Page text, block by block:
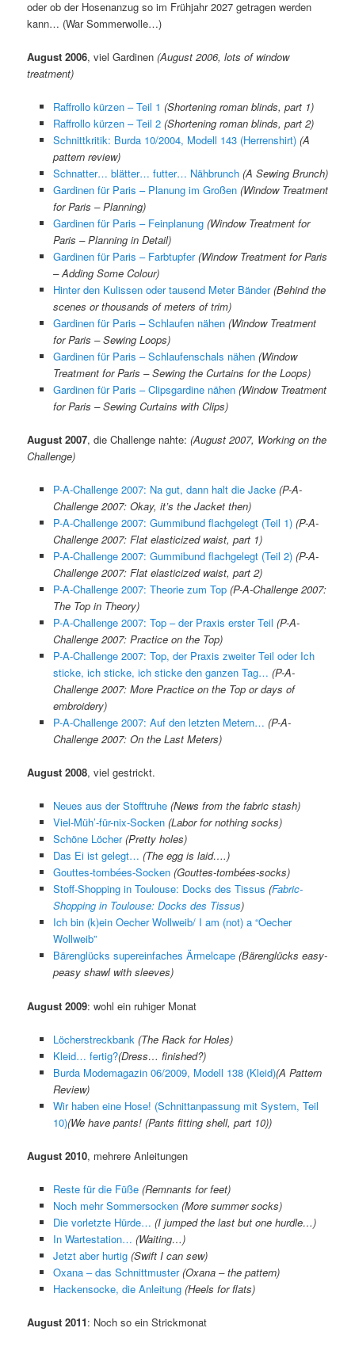
oder ob der Hosenanzug so im Frühjahr 2027 getragen werden
kann… (War Sommerwolle…)
August 2006, viel Gardinen(August 2006, lots of window
treatment)
Raffrollo kürzen – Teil 1 (Shortening roman blinds, part 1)
Raffrollo kürzen – Teil 2 (Shortening roman blinds, part 2)
Schnittkritik: Burda 10/2004, Modell 143 (Herrenshirt) (A
pattern review)
Schnatter… blätter… futter… Nähbrunch (A Sewing Brunch)
Gardinen für Paris – Planung im Großen (Window Treatment
for Paris – Planning)
Gardinen für Paris – Feinplanung (Window Treatment for
Paris – Planning in Detail)
Gardinen für Paris – Farbtupfer (Window Treatment for Paris
– Adding Some Colour)
Hinter den Kulissen oder tausend Meter Bänder (Behind the
scenes or thousands of meters of trim)
Gardinen für Paris – Schlaufen nähen (Window Treatment
for Paris – Sewing Loops)
Gardinen für Paris – Schlaufenschals nähen (Window
Treatment for Paris – Sewing the Curtains for the Loops)
Gardinen für Paris – Clipsgardine nähen (Window Treatment
for Paris – Sewing Curtains with Clips)
August 2007, die Challenge nahte:(August 2007, Working on the
Challenge)
P-A-Challenge 2007: Na gut, dann halt die Jacke (P-A-
Challenge 2007: Okay, it’s the Jacket then)
P-A-Challenge 2007: Gummibund flachgelegt (Teil 1) (P-A-
Challenge 2007: Flat elasticized waist, part 1)
P-A-Challenge 2007: Gummibund flachgelegt (Teil 2) (P-A-
Challenge 2007: Flat elasticized waist, part 2)
P-A-Challenge 2007: Theorie zum Top (P-A-Challenge 2007:
The Top in Theory)
P-A-Challenge 2007: Top – der Praxis erster Teil (P-A-
Challenge 2007: Practice on the Top)
P-A-Challenge 2007: Top, der Praxis zweiter Teil oder Ich
sticke, ich sticke, ich sticke den ganzen Tag… (P-A-
Challenge 2007: More Practice on the Top or days of
embroidery)
P-A-Challenge 2007: Auf den letzten Metern… (P-A-
Challenge 2007: On the Last Meters)
August 2008, viel gestrickt.
Neues aus der Stofftruhe (News from the fabric stash)
Viel-Müh’-für-nix-Socken (Labor for nothing socks)
Schöne Löcher (Pretty holes)
Das Ei ist gelegt… (The egg is laid….)
Gouttes-tombées-Socken (Gouttes-tombées-socks)
Stoff-Shopping in Toulouse: Docks des Tissus (Fabric-
Shopping in Toulouse: Docks des Tissus)
Ich bin (k)ein Oecher Wollweib/ I am (not) a “Oecher
Wollweib”
Bärenglücks supereinfaches Ärmelcape (Bärenglücks easy-
peasy shawl with sleeves)
August 2009: wohl ein ruhiger Monat
Löcherstreckbank (The Rack for Holes)
Kleid… fertig?(Dress… finished?)
Burda Modemagazin 06/2009, Modell 138 (Kleid)(A Pattern
Review)
Wir haben eine Hose! (Schnittanpassung mit System, Teil
10)(We have pants! (Pants fitting shell, part 10))
August 2010, mehrere Anleitungen
Reste für die Füße(Remnants for feet)
Noch mehr Sommersocken(More summer socks)
Die vorletzte Hürde… (I jumped the last but one hurdle…)
In Wartestation… (Waiting…)
Jetzt aber hurtig (Swift I can sew)
Oxana – das Schnittmuster(Oxana – the pattern)
Hackensocke, die Anleitung(Heels for flats)
August 2011: Noch so ein Strickmonat